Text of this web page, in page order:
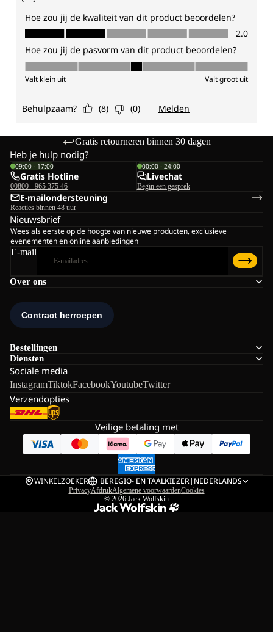
Gratis retourneren binnen 30 dagen
Over ons
Bestellingen
Diensten
Sociale media
InstagramTiktokFacebookYoutubeTwitter
Verzendopties
Heb je hulp nodig?
09:00 - 17:00
Gratis Hotline
00800 - 965 375 46
00:00 - 24:00
Livechat
Begin een gesprek
E-mailondersteuning
Reacties binnen 48 uur
Nieuwsbrief
Wees als eerste op de hoogte van nieuwe producten, exclusieve
evenementen en online aanbiedingen
E-mail
Veilige betaling met
WINKELZOEKER BEREGIO- EN TAALKIEZER| NEDERLANDS
PrivacyAfdrukAlgemene voorwaardenCookies
© 2026 Jack Wolfskin